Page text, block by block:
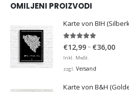
OMILJENI PROIZVODI
Karte von BIH
4.92 von 5
€12,99– €36,00
Inkl. MwSt.
zzgl. Versand
Karte von B&H